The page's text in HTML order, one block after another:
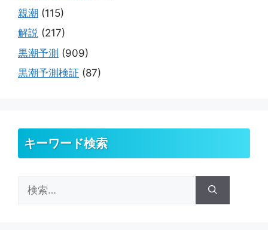
親潮 (115)
解説 (217)
黒潮予測 (909)
黒潮予測検証 (87)
キーワード検索
索: